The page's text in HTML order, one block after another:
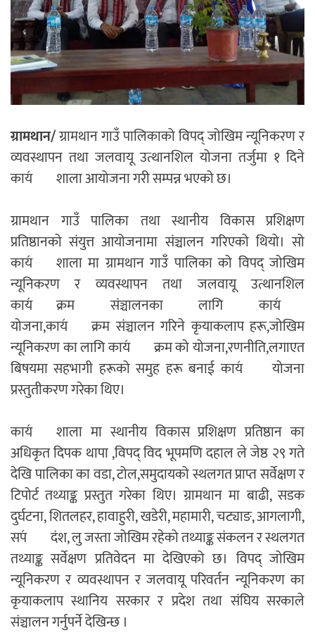
ग्रामथान/ग्रामथान गाउँ पालिकाको विपद् जोखिम न्यूनिकरण र
व्यवस्थापन तथा जलवायू उत्थानशिल योजना तर्जुमा १ दिने
काय॔शाला आयोजना गरी सम्पन्न भएको छ।
ग्रामथान गाउँ पालिका तथा स्थानीय विकास प्रशिक्षण
प्रतिष्ठानको संयुत्त आयोजनामा संञ्चालन गरिएको थियो। सो
काय॔शाला मा ग्रामथान गाउँ पालिका को विपद् जोखिम
न्यूनिकरण र व्यवस्थापन तथा जलवायू उत्थानशिल
काय॔क्रम संञ्चालनका लागि काय॔
योजना,काय॔क्रम संञ्चालन गरिने कृयाकलाप हरू,जोखिम
न्यूनिकरण का लागि काय॔क्रम को योजना,रणनीति,लगाएत
बिषयमा सहभागी हरूको समुह हरू बनाई काय॔ योजना
प्रस्तुतीकरण गरेका थिए।
काय॔शाला मा स्थानीय विकास प्रशिक्षण प्रतिष्ठान का
अधिकृत दिपक थापा ,विपद् विद भूपमणि दहाल ले जेष्ठ २९ गते
देखि पालिका का वडा, टोल,समुदायको स्थलगत प्राप्त सर्वेक्षण र
टिपोर्ट तथ्याङ्क प्रस्तुत गरेका थिए। ग्रामथान मा बाढी, सडक
दुर्घटना, शितलहर, हावाहुरी, खडेरी, महामारी, चट्याङ, आगलागी,
सप॔दंश, लु जस्ता जोखिम रहेको तथ्याङ्क संकलन र स्थलगत
तथ्याङ्क सर्वेक्षण प्रतिवेदन मा देखिएको छ। विपद् जोखिम
न्यूनिकरण र व्यवस्थापन र जलवायू परिवर्तन न्यूनिकरण का
कृयाकलाप स्थानिय सरकार र प्रदेश तथा संघिय सरकाले
संञ्चालन गर्नुपर्ने देखिन्छ ।